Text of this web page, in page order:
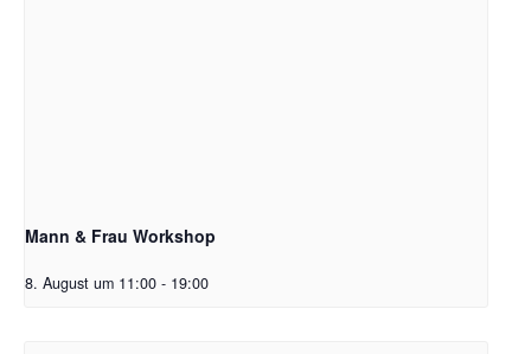
Mann & Frau Workshop
8. August um 11:00 - 19:00